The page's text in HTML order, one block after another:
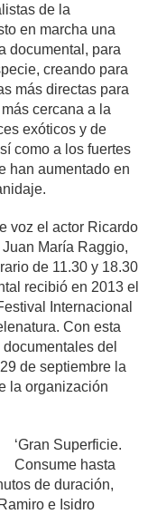
de la
en marcha una
documental, para
creando para
más directas para
cercana a la
exóticos y de
como a los fuertes
han aumentado en
voz el actor Ricardo
María Raggio,
de 11.30 y 18.30
recibió en 2013 el
Internacional
Con esta
del
de septiembre la
la organización
‘Gran Superficie.
Consume hasta
de duración,
e Isidro